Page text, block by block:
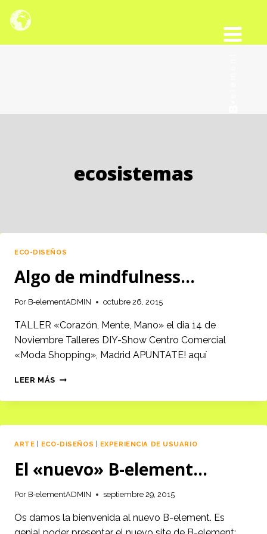
Saltar
ecosistemas
ECO-DISEÑOS
Algo de mindfulness…
Por B-elementADMIN octubre 26, 2015
TALLER «Corazón, Mente, Mano» el dia 14 de
Noviembre Talleres DIY-Show Centro Comercial
«Moda Shopping», Madrid APUNTATE! aquí
LEER MÁS ALGO
MINDFULNESS…
ARTE ECO-DISEÑOS EXPERIENCIA DE USUARIO
El «nuevo» B-element…
Por B-elementADMIN septiembre 29, 2015
Os damos la bienvenida al nuevo B-element. Es